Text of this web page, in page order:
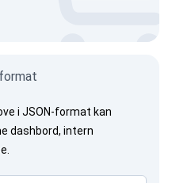
i JSON-format kan
dashbord, intern